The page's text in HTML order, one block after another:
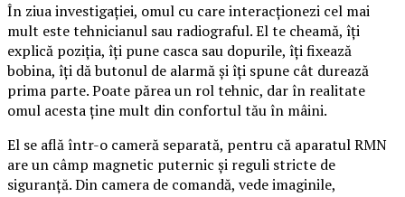
În ziua investigației, omul cu care interacționezi cel mai
mult este tehnicianul sau radiograful. El te cheamă, îți
explică poziția, îți pune casca sau dopurile, îți fixează
bobina, îți dă butonul de alarmă și îți spune cât durează
prima parte. Poate părea un rol tehnic, dar în realitate
omul acesta ține mult din confortul tău în mâini.
El se află într-o cameră separată, pentru că aparatul RMN
are un câmp magnetic puternic și reguli stricte de
siguranță. Din camera de comandă, vede imaginile,